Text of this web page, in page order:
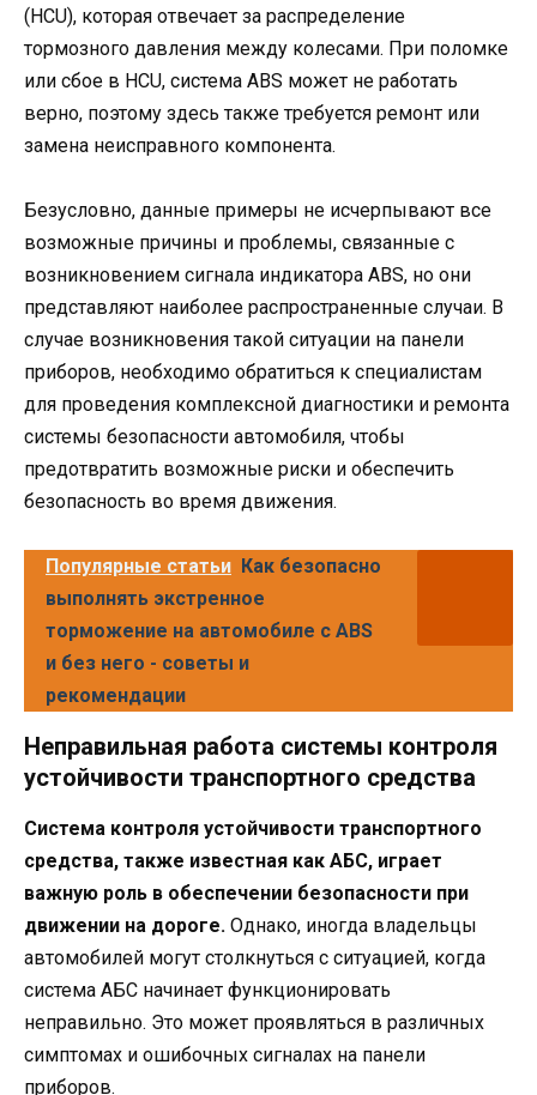
(HCU), которая отвечает за распределение
тормозного давления между колесами. При поломке
или сбое в HCU, система ABS может не работать
верно, поэтому здесь также требуется ремонт или
замена неисправного компонента.
Безусловно, данные примеры не исчерпывают все
возможные причины и проблемы, связанные с
возникновением сигнала индикатора ABS, но они
представляют наиболее распространенные случаи. В
случае возникновения такой ситуации на панели
приборов, необходимо обратиться к специалистам
для проведения комплексной диагностики и ремонта
системы безопасности автомобиля, чтобы
предотвратить возможные риски и обеспечить
безопасность во время движения.
Популярные статьи Как безопасно
выполнять экстренное
торможение на автомобиле с ABS
и без него - советы и
рекомендации
Неправильная работа системы контроля
устойчивости транспортного средства
Система контроля устойчивости транспортного
средства, также известная как АБС, играет
важную роль в обеспечении безопасности при
движении на дороге. Однако, иногда владельцы
автомобилей могут столкнуться с ситуацией, когда
система АБС начинает функционировать
неправильно. Это может проявляться в различных
симптомах и ошибочных сигналах на панели
приборов.